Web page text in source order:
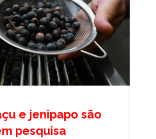
e jenipapo são
pesquisa